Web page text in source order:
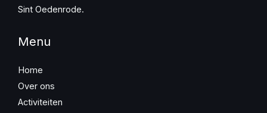
Sint Oedenrode.
Menu
Home
Over ons
Activiteiten